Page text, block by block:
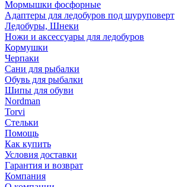
Мормышки фосфорные
Адаптеры для ледобуров под шуруповерт
Ледобуры, Шнеки
Ножи и аксессуары для ледобуров
Кормушки
Черпаки
Сани для рыбалки
Обувь для рыбалки
Шипы для обуви
Nordman
Torvi
Стельки
Помощь
Как купить
Условия доставки
Гарантия и возврат
Компания